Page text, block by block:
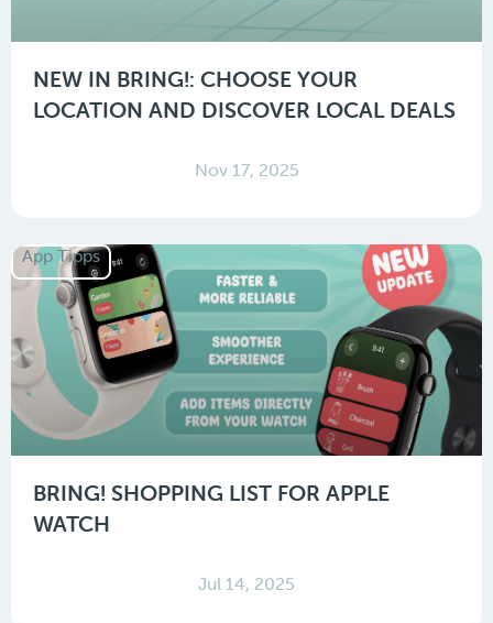
NEW IN BRING!: CHOOSE YOUR
LOCATION AND DISCOVER LOCAL DEALS
Nov 17, 2025
App Tipps
BRING! SHOPPING LIST FOR APPLE
WATCH
Jul 14, 2025